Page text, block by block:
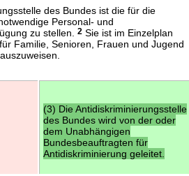
des Bundes ist die für die
Personal- und
zu stellen.2 Sie ist im Einzelplan
Familie, Senioren, Frauen und Jugend
(3) Die Antidiskriminierungsstelle
des Bundes wird von der oder
dem Unabhängigen
Bundesbeauftragten für
Antidiskriminierung geleitet.